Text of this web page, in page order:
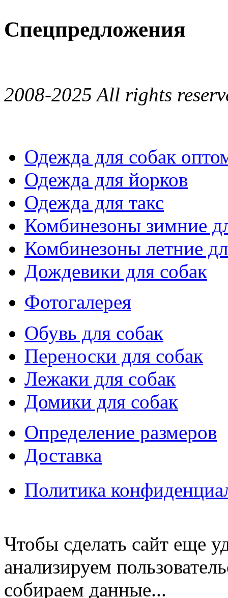
Спецпредложения
2008-2025 All rights
Одежда для собак
Одежда для йорков
Одежда для такс
Комбинезоны зимние
Комбинезоны летние
Дождевики для собак
Фотогалерея
Обувь для собак
Переноски для собак
Лежаки для собак
Домики для собак
Определение размеров
Доставка
Политика
Чтобы сделать сайт еще
анализируем
собираем данные...